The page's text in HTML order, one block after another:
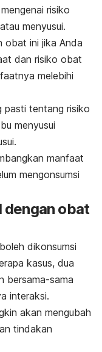
risiko
menyusui.
obat ini jika Anda
dan risiko obat
melebihi
pasti tentang risiko
menyusui
manfaat
mengonsumsi
dengan obat
dikonsumsi
kasus, dua
bersama-sama
interaksi.
akan mengubah
tindakan